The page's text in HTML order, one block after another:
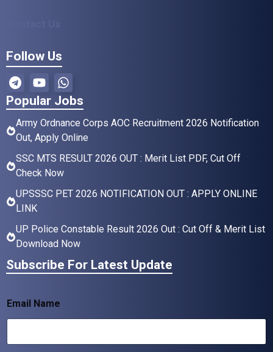
Follow Us
Popular Jobs
Army Ordnance Corps AOC Recruitment 2026 Notification
Out, Apply Online
SSC MTS RESULT 2026 OUT : Merit List PDF, Cut Off
Check Now
UPSSSC PET 2026 NOTIFICATION OUT : APPLY ONLINE
LINK
UP Police Constable Result 2026 Out : Cut Off & Merit List
Download Now
Subscribe For Latest Update
Email Name